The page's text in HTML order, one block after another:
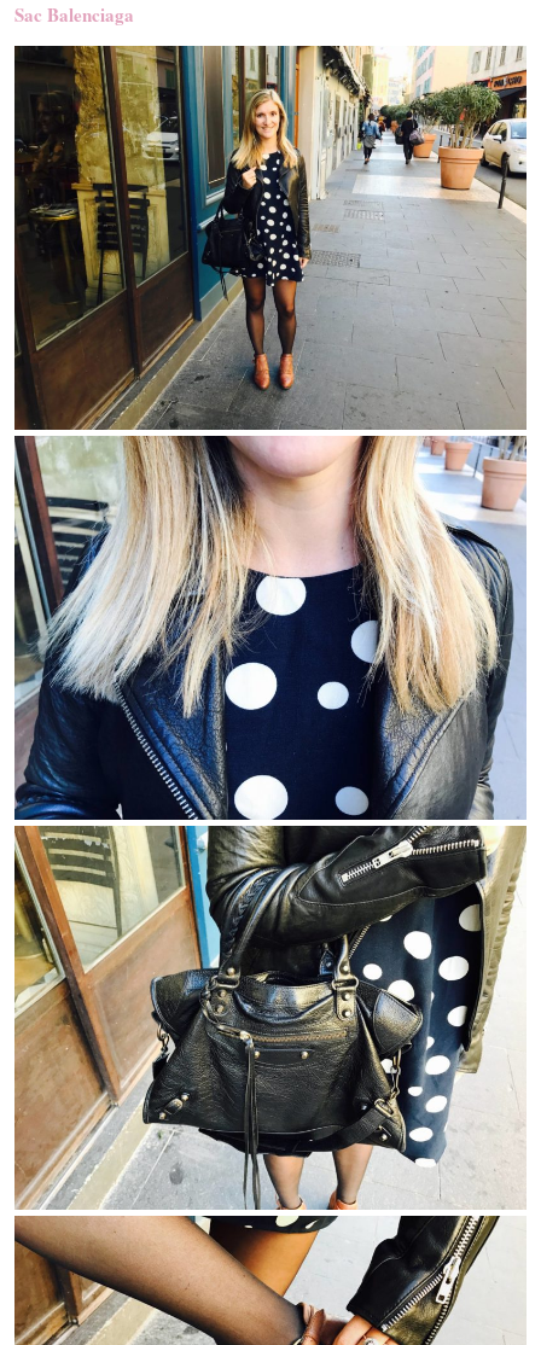
Sac Balenciaga